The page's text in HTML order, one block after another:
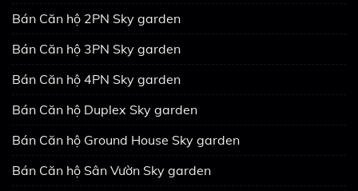
Bán Căn hộ 2PN Sky garden
Bán Căn hộ 3PN Sky garden
Bán Căn hộ 4PN Sky garden
Bán Căn hộ Duplex Sky garden
Bán Căn hộ Ground House Sky garden
Bán Căn hộ Sân Vườn Sky garden